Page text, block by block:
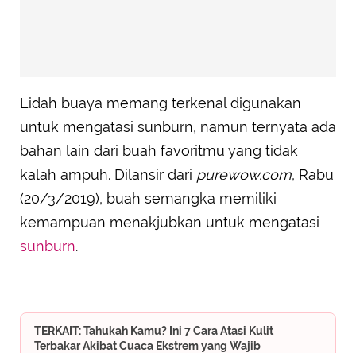
Lidah buaya memang terkenal digunakan
untuk mengatasi sunburn, namun ternyata ada
bahan lain dari buah favoritmu yang tidak
kalah ampuh. Dilansir dari purewow.com, Rabu
(20/3/2019), buah semangka memiliki
kemampuan menakjubkan untuk mengatasi
sunburn.
TERKAIT: Tahukah Kamu? Ini 7 Cara Atasi Kulit
Terbakar Akibat Cuaca Ekstrem yang Wajib